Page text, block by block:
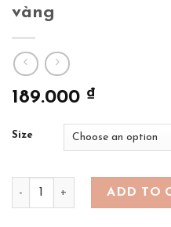
vàng
189.000 ₫
Size
Quần áo bóng chuyền
ADD TO